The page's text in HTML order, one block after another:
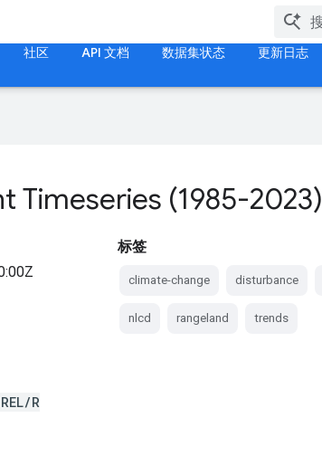
社区 API 文档 数据集状态 更新日志
Timeseries (1985-2023)
R
标签
climate-change disturbance
nlcd rangeland trends